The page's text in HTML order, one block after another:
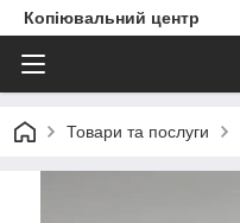
Копіювальний центр
Товари та послуги